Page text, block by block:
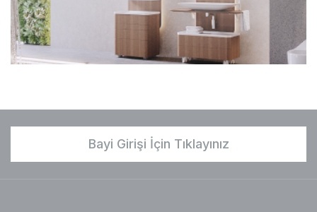
Bayi Girişi İçin Tıklayınız